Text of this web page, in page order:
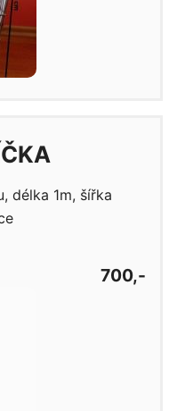
délka 1m, šířka
700,-